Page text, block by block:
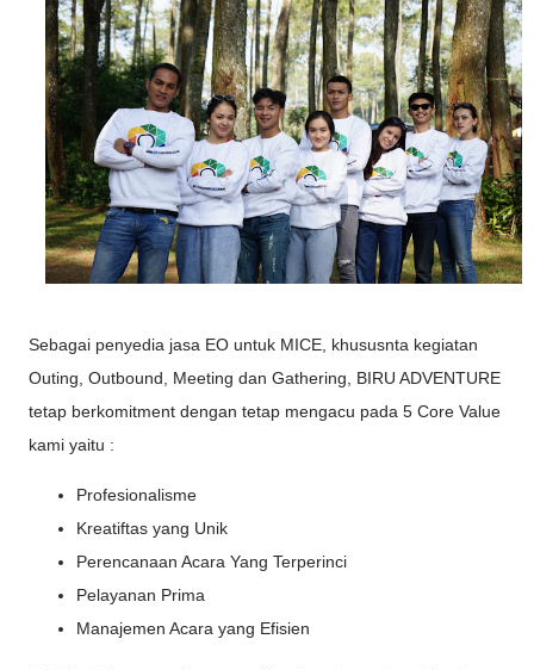
Sebagai penyedia jasa EO untuk MICE, khususnta kegiatan
Outing, Outbound, Meeting dan Gathering, BIRU ADVENTURE
tetap berkomitment dengan tetap mengacu pada 5 Core Value
kami yaitu :
Profesionalisme
Kreatiftas yang Unik
Perencanaan Acara Yang Terperinci
Pelayanan Prima
Manajemen Acara yang Efisien